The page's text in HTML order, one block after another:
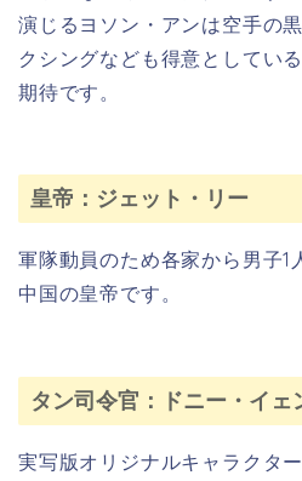
演じるヨソン・アンは空手の
クシングなども得意としてい
期待です。
皇帝：ジェット・リー
軍隊動員のため各家から男子1
中国の皇帝です。
タン司令官：ドニー・イェ
実写版オリジナルキャラクタ